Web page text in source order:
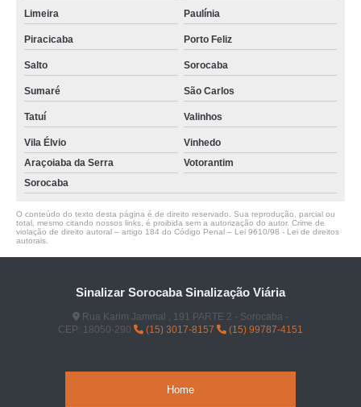
Limeira Paulínia
Piracicaba Porto Feliz
Salto Sorocaba
Sumaré São Carlos
Tatuí Valinhos
Vila Élvio
Vinhedo
Araçoiaba da Serra
Votorantim
Sorocaba
O conteúdo do texto desta página é de direito reservado. Sua reprodução, parcial ou
total, mesmo citando nossos links, é proibida sem a autorização do autor. Crime de
violação de direito autoral – artigo 184 do Código Penal – Lei 9610/98 - Lei de direitos
autorais
Sinalizar Sorocaba Sinalização Viária
Rua Karim Jammal , 191 PARTE 2 - Sorocaba -
CEP: 18050-290
(15) 3017-8157 (15) 99787-4151
Home